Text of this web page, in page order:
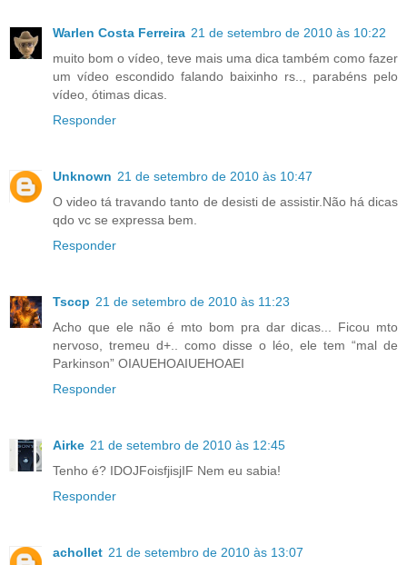
Warlen Costa Ferreira 21 de setembro de 2010 às 10:22
muito bom o vídeo, teve mais uma dica também como fazer
um vídeo escondido falando baixinho rs.., parabéns pelo
vídeo, ótimas dicas.
Responder
Unknown 21 de setembro de 2010 às 10:47
O video tá travando tanto de desisti de assistir.Não há dicas
qdo vc se expressa bem.
Responder
Tsccp 21 de setembro de 2010 às 11:23
Acho que ele não é mto bom pra dar dicas... Ficou mto
nervoso, tremeu d+.. como disse o léo, ele tem “mal de
Parkinson” OIAUEHOAIUEHOAEI
Responder
Airke 21 de setembro de 2010 às 12:45
Tenho é? IDOJFoisfjisjIF Nem eu sabia!
Responder
achollet 21 de setembro de 2010 às 13:07